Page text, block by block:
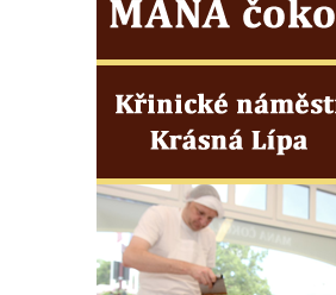
Socha svatého Floriána před hasičskou
Štorcha a Karla Zemana v Ostroměři
Socha Panny Marie před katedrálou
svatého Jana Křtitele ve Wroclawi
Sloup svatého Jana Nepomuckého u
kostela svatého Kříže a svatého
Bartoloměje ve Wroclawi